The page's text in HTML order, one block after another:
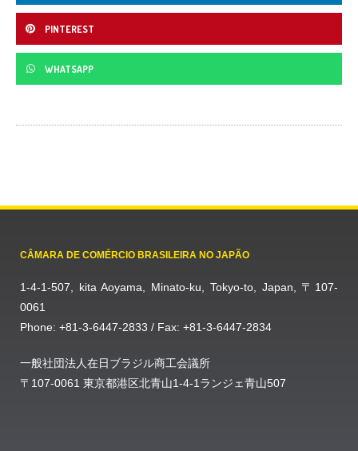
PINTEREST
WHATSAPP
CÂMARA DE COMÉRCIO BRASILEIRA NO JAPÃO
1-4-1-507, kita Aoyama, Minato-ku, Tokyo-to, Japan, 〒107-
0061
Phone: +81-3-6447-2833 / Fax: +81-3-6447-2834
一般社団法人在日ブラジル商工会議所
〒107-0061 東京都港区北青山1-4-1ランジェ青山507